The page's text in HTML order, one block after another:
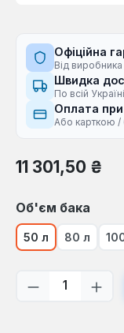
Офіційна
Від виробника
Швидка
По всій Україні
Оплата
Або карткою /
Звичайна ціна:
11 301,50 ₴
Виберіть
Об'єм бака
50 л 80 л
Кількість